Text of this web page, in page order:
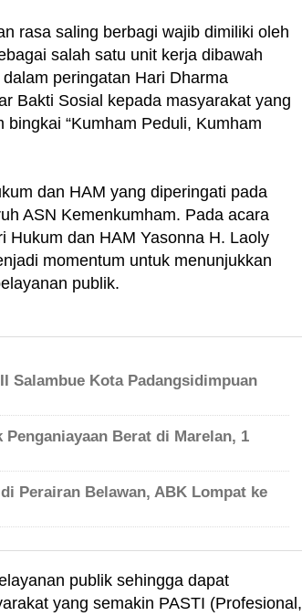
rasa saling berbagi wajib dimiliki oleh
salah satu unit kerja dibawah
peringatan Hari Dharma
Bakti Sosial kepada masyarakat yang
“Kumham Peduli, Kumham
dan HAM yang diperingati pada
ASN Kemenkumham. Pada acara
Hukum dan HAM Yasonna H. Laoly
momentum untuk menunjukkan
publik.
Salambue Kota Padangsidimpuan
Berat di Marelan, 1
Perairan Belawan, ABK Lompat ke
publik sehingga dapat
yang semakin PASTI (Profesional,